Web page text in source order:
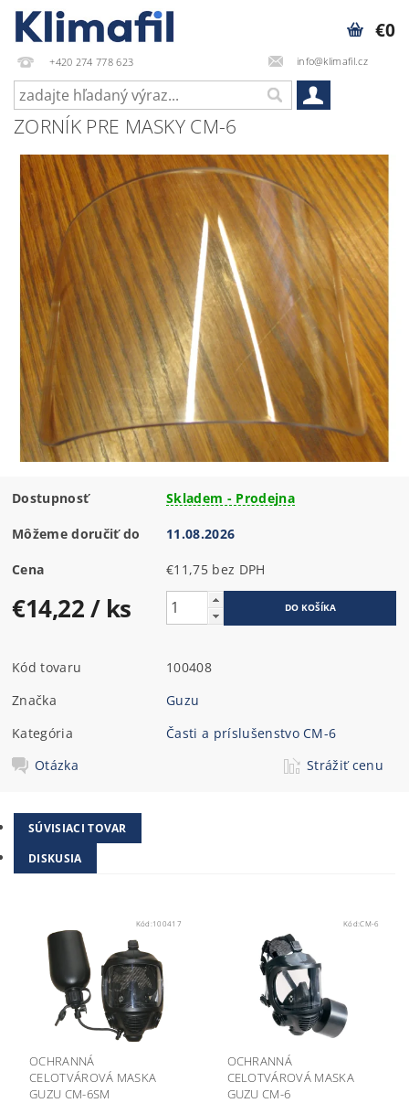
+420 274 778 623 info@klimafil.cz
€0
ZORNÍK PRE MASKY CM-6
Dostupnosť Skladem - Prodejna
Môžeme doručiť do 11.08.2026
Cena €11,75 bez DPH
€14,22/ ks
Kód tovaru
100408
Značka
Guzu
Kategória
Časti a príslušenstvo CM-6
Otázka
Strážiť cenu
SÚVISIACI TOVAR
DISKUSIA
Kód: 100417
OCHRANNÁ
CELOTVÁROVÁ MASKA
GUZU CM-6SM
Kód:CM-6
OCHRANNÁ
CELOTVÁROVÁ MASKA
GUZU CM-6